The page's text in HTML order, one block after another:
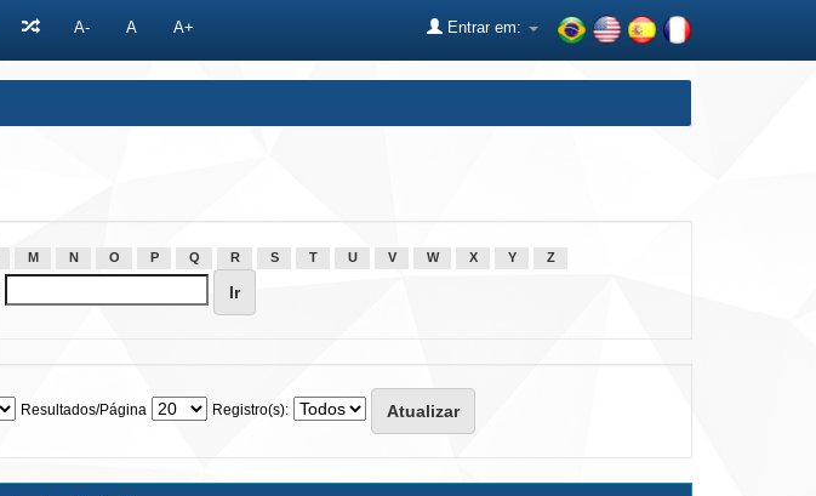
A- A A+ Entrar em:
M N O P Q R S T U V W X Y Z
Resultados/Página Registro(s):